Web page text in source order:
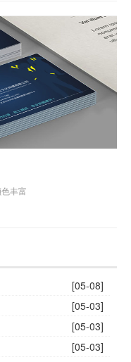
丰富
[05-08]
[05-03]
[05-03]
[05-03]